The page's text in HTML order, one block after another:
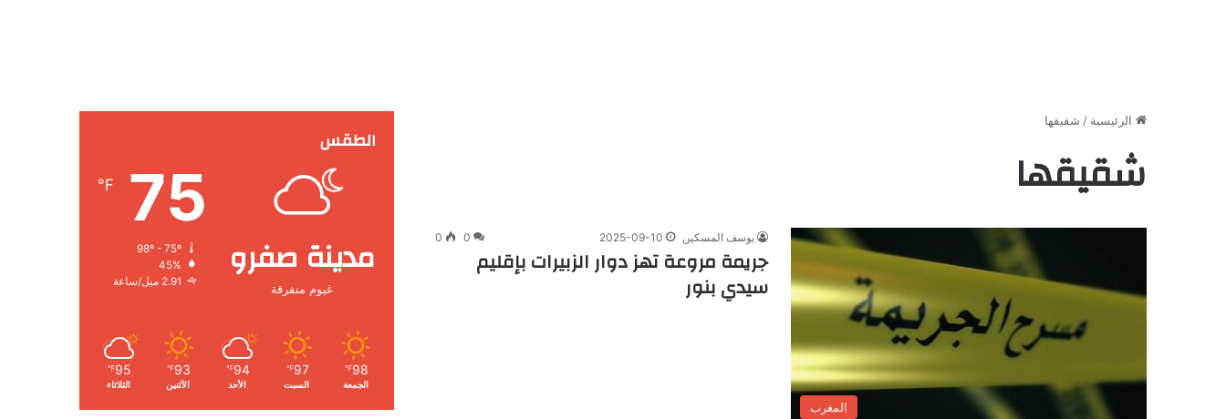
الرئيسية / شقيقها
شقيقها
المغرب
يوسف المسكين 2025-09-10
0
0
جريمة مروعة تهز دوار الزبيرات بإقليم
سيدي بنور
الطقس
مدينة صفرو
غيوم متفرقة
75
℉
45%
2.91 ميل/ساعة
98
℉
الجمعة
97
℉
السبت
94
℉
الأحد
93
℉
الأثنين
95
℉
الثلاثاء